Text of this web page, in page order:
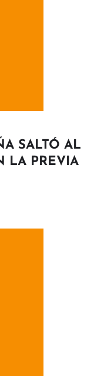
SALTÓ AL
LA PREVIA